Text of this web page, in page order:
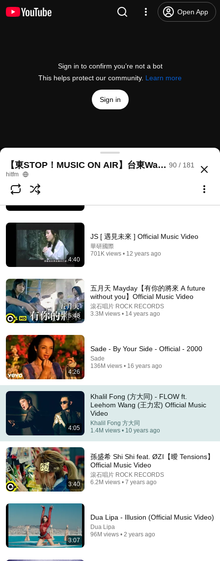
Open App
Sign in to confirm you’re not a bot
This helps protect our community. Learn more
Sign in
Khalil Fong (方大同) - FLOW ft. Leehom Wang (王
@KhalilFong
Subscribe
這MV製作，前面也有寫上方大同，我認為他非常有創
意，用中國書法的力道象徵音流，化成吉他，爵士鼓，甚
至最後面那很像華麗管風琴的畫面，拉遠還有其他樂器，
也就是他音樂的精神，把R&B與中國華語歌作中西融合，
生，而且還受病痛折磨，即使這樣還是堅持創作，我非常
喜歡他，會永遠懷念他!
王力宏 Wang Leehom 2017 福利秀 Free Show -
FLOW
王力宏 Wang Leehom • 42K views
【東STOP！MUSIC ON AIR】台東Way|輕盈的夏天
90 / 181
hitfm
Yen-j嚴爵【謝謝你的美好】MV官方完整
Woman》(Official HD Remastered
Video) (梅艷芳ANITA電影歌曲)
2.9M views • 4 years ago
3:56
4:46
4:40
JS [ 遇見未來 ] Official Music Video
華研國際
701K views • 12 years ago
5:48
五月天 Mayday【有你的將來 A future
without you】Official Music Video
滾石唱片 ROCK RECORDS
3.3M views • 14 years ago
4:26
Sade - By Your Side - Official - 2000
Sade
136M views • 16 years ago
4:05
Khalil Fong (方大同) - FLOW ft.
Leehom Wang (王力宏) Official Music
Video
Khalil Fong 方大同
1.4M views • 10 years ago
3:40
孫盛希 Shi Shi feat. ØZI【曖 Tensions】
Official Music Video
滾石唱片 ROCK RECORDS
6.2M views • 7 years ago
3:07
Dua Lipa - Illusion (Official Music Video)
Dua Lipa
96M views • 2 years ago